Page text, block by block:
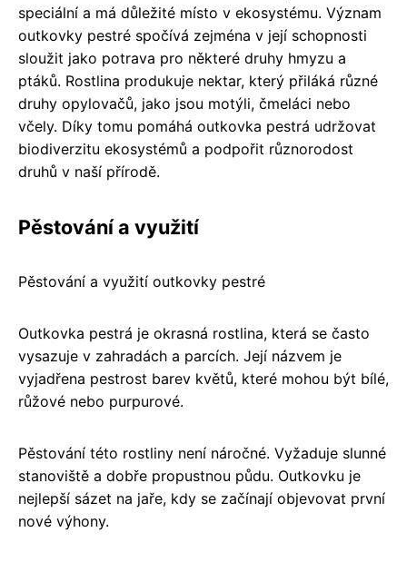
speciální a má důležité místo v ekosystému. Význam
outkovky pestré spočívá zejména v její schopnosti
sloužit jako potrava pro některé druhy hmyzu a
ptáků. Rostlina produkuje nektar, který přiláká různé
druhy opylovačů, jako jsou motýli, čmeláci nebo
včely. Díky tomu pomáhá outkovka pestrá udržovat
biodiverzitu ekosystémů a podpořit různorodost
druhů v naší přírodě.
Pěstování a využití
Pěstování a využití outkovky pestré
Outkovka pestrá je okrasná rostlina, která se často
vysazuje v zahradách a parcích. Její názvem je
vyjadřena pestrost barev květů, které mohou být bílé,
růžové nebo purpurové.
Pěstování této rostliny není náročné. Vyžaduje slunné
stanoviště a dobře propustnou půdu. Outkovku je
nejlepší sázet na jaře, kdy se začínají objevovat první
nové výhony.